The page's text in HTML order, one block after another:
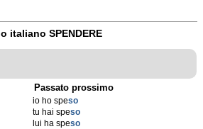
italiano SPENDERE
Passato prossimo
io ho speso
tu hai speso
lui ha speso